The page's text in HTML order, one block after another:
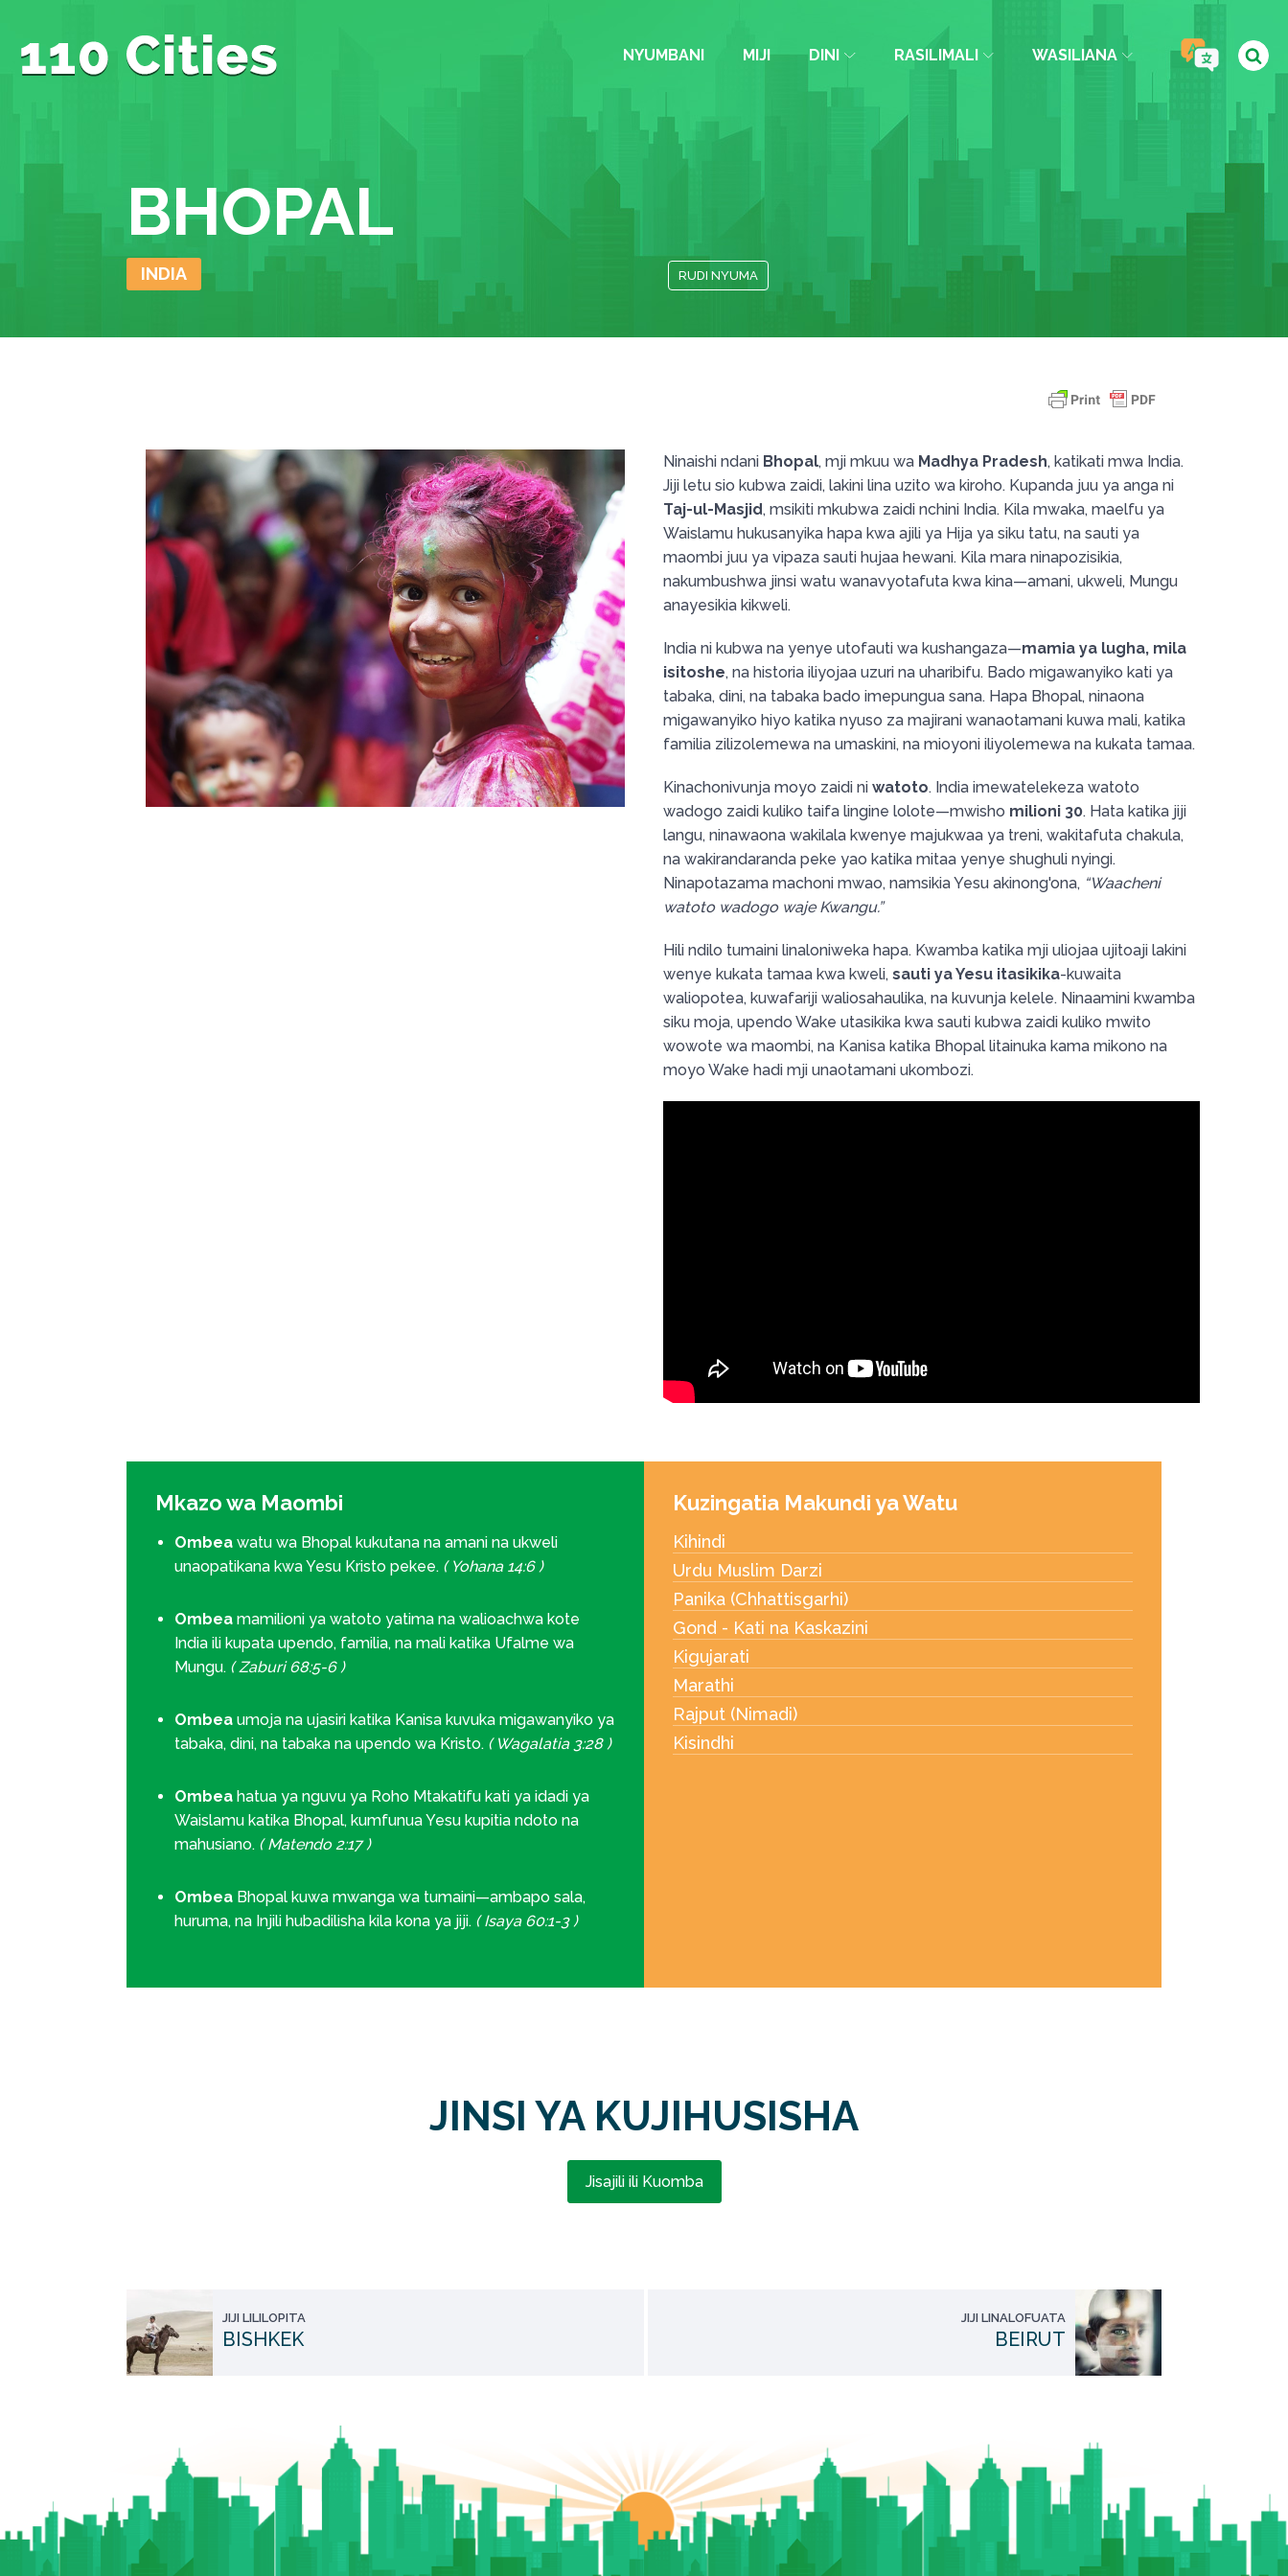
NYUMBANI MIJI DINI RASILIMALI WASILIANA
BHOPAL
INDIA RUDI NYUMA
Ninaishi ndani Bhopal, mji mkuu wa Madhya Pradesh, katikati mwa India.
Jiji letu sio kubwa zaidi, lakini lina uzito wa kiroho. Kupanda juu ya anga ni
Taj-ul-Masjid, msikiti mkubwa zaidi nchini India. Kila mwaka, maelfu ya
Waislamu hukusanyika hapa kwa ajili ya Hija ya siku tatu, na sauti ya
maombi juu ya vipaza sauti hujaa hewani. Kila mara ninapozisikia,
nakumbushwa jinsi watu wanavyotafuta kwa kina—amani, ukweli, Mungu
anayesikia kikweli.
India ni kubwa na yenye utofauti wa kushangaza—mamia ya lugha, mila
isitoshe, na historia iliyojaa uzuri na uharibifu. Bado migawanyiko kati ya
tabaka, dini, na tabaka bado imepungua sana. Hapa Bhopal, ninaona
migawanyiko hiyo katika nyuso za majirani wanaotamani kuwa mali, katika
familia zilizolemewa na umaskini, na mioyoni iliyolemewa na kukata tamaa.
Kinachonivunja moyo zaidi ni watoto. India imewatelekeza watoto
wadogo zaidi kuliko taifa lingine lolote—mwisho milioni 30. Hata katika jiji
langu, ninawaona wakilala kwenye majukwaa ya treni, wakitafuta chakula,
na wakirandaranda peke yao katika mitaa yenye shughuli nyingi.
Ninapotazama machoni mwao, namsikia Yesu akinong'ona, “Waacheni
watoto wadogo waje Kwangu.”
Hili ndilo tumaini linaloniweka hapa. Kwamba katika mji uliojaa ujitoaji lakini
wenye kukata tamaa kwa kweli, sauti ya Yesu itasikika-kuwaita
waliopotea, kuwafariji waliosahaulika, na kuvunja kelele. Ninaamini kwamba
siku moja, upendo Wake utasikika kwa sauti kubwa zaidi kuliko mwito
wowote wa maombi, na Kanisa katika Bhopal litainuka kama mikono na
moyo Wake hadi mji unaotamani ukombozi.
Mkazo wa Maombi
Ombea watu wa Bhopal kukutana na amani na ukweli
unaopatikana kwa Yesu Kristo pekee. ( Yohana 14:6 )
Ombea mamilioni ya watoto yatima na walioachwa kote
India ili kupata upendo, familia, na mali katika Ufalme wa
Mungu. ( Zaburi 68:5-6 )
Ombea umoja na ujasiri katika Kanisa kuvuka migawanyiko ya
tabaka, dini, na tabaka na upendo wa Kristo. ( Wagalatia 3:28 )
Ombea hatua ya nguvu ya Roho Mtakatifu kati ya idadi ya
Waislamu katika Bhopal, kumfunua Yesu kupitia ndoto na
mahusiano. ( Matendo 2:17 )
Ombea Bhopal kuwa mwanga wa tumaini—ambapo sala,
huruma, na Injili hubadilisha kila kona ya jiji. ( Isaya 60:1-3 )
Kuzingatia Makundi ya Watu
Kihindi
Urdu Muslim Darzi
Panika (Chhattisgarhi)
Gond - Kati na Kaskazini
Kigujarati
Marathi
Rajput (Nimadi)
Kisindhi
JINSI YA KUJIHUSISHA
Jisajili ili Kuomba
JIJI LILILOPITA
BISHKEK
JIJI LINALOFUATA
BEIRUT